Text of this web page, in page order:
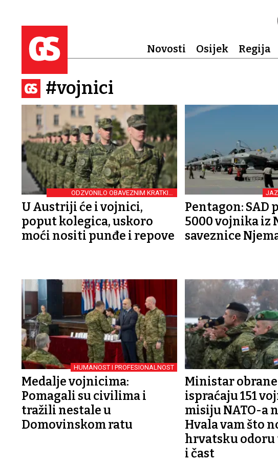
Novosti Osijek Regija
#vojnici
ODZVONILO OBAVEZNIM KRATKIM
FRIZURAMA
U Austriji će i vojnici,
poput kolegica, uskoro
moći nositi punđe i repove
JAZ
Pentagon: SAD
5000 vojnika iz
saveznice
HUMANOST I PROFESIONALNOST
Medalje vojnicima:
Pomagali su civilima i
tražili nestale u
Domovinskom ratu
Ministar
ispraćaju 151
misiju NATO-a
Hvala vam što
hrvatsku odoru
i čast